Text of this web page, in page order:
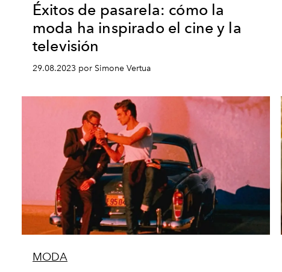
Éxitos de pasarela: cómo la
moda ha inspirado el cine y la
televisión
29.08.2023 por Simone Vertua
MODA